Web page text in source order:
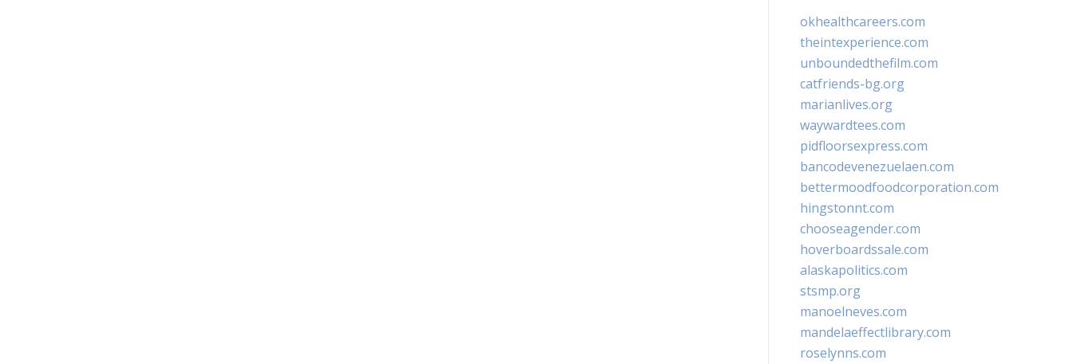
okhealthcareers.com
theintexperience.com
unboundedthefilm.com
catfriends-bg.org
marianlives.org
waywardtees.com
pidfloorsexpress.com
bancodevenezuelaen.com
bettermoodfoodcorporation.com
hingstonnt.com
chooseagender.com
hoverboardssale.com
alaskapolitics.com
stsmp.org
manoelneves.com
mandelaeffectlibrary.com
roselynns.com